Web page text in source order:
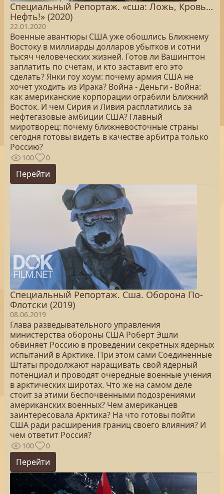
Специальный Репортаж. «сша: Ложь, Кровь…
Нефть!» (2020)
22.01.2020
Военные авантюры США уже обошлись Ближнему
Востоку в миллиарды долларов убытков и сотни
тысяч человеческих жизней. Готов ли Вашингтон
заплатить по счетам, и кто заставит его это
сделать? Янки гоу хоум: почему армия США не
хочет уходить из Ирака? Война - Деньги - Война:
как американские корпорации ограбили Ближний
Восток. И чем Сирия и Ливия расплатились за
нефтегазовые амбиции США? Главный
миротворец: почему ближневосточные страны
сегодня готовы видеть в качестве арбитра только
Россию?
100 0
Перейти
Специальный Репортаж. Сша. Оборона По-
Флотски (2019)
08.06.2019
Глава разведывательного управления
министерства обороны США Роберт Эшли
обвиняет Россию в проведении секретных ядерных
испытаний в Арктике. При этом сами Соединенные
Штаты продолжают наращивать свой ядерный
потенциал и проводят очередные военные учения
в арктических широтах. Что же на самом деле
стоит за этими беспочвенными подозрениями
американских военных? Чем американцев
заинтересовала Арктика? На что готовы пойти
США ради расширения границ своего влияния? И
чем ответит Россия?
100 0
Перейти